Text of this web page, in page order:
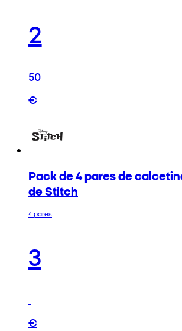
2
50
€
Pack de 4 pares de
de Stitch
4 pares
3
€